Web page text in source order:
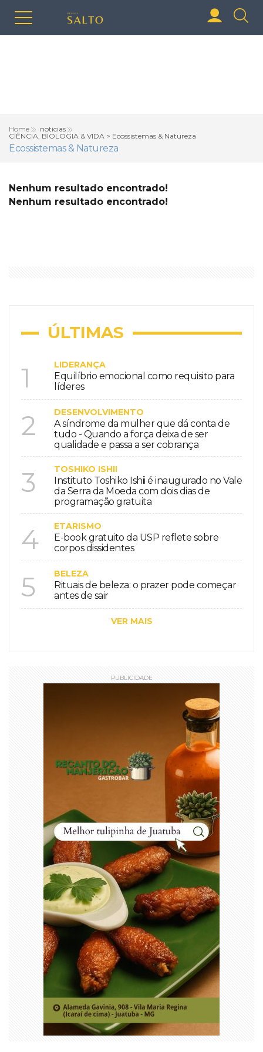
Home
noticias
CIÊNCIA, BIOLOGIA & VIDA > Ecossistemas & Natureza
Ecossistemas & Natureza
Nenhum resultado encontrado!
Nenhum resultado encontrado!
ÚLTIMAS
1 LIDERANÇA
Equilíbrio emocional como requisito para
líderes
2 DESENVOLVIMENTO
A síndrome da mulher que dá conta de
tudo - Quando a força deixa de ser
qualidade e passa a ser cobrança
3 TOSHIKO ISHII
Instituto Toshiko Ishii é inaugurado no Vale
da Serra da Moeda com dois dias de
programação gratuita
4 ETARISMO
E-book gratuito da USP reflete sobre
corpos dissidentes
5 BELEZA
Rituais de beleza: o prazer pode começar
antes de sair
VER MAIS
PUBLICIDADE